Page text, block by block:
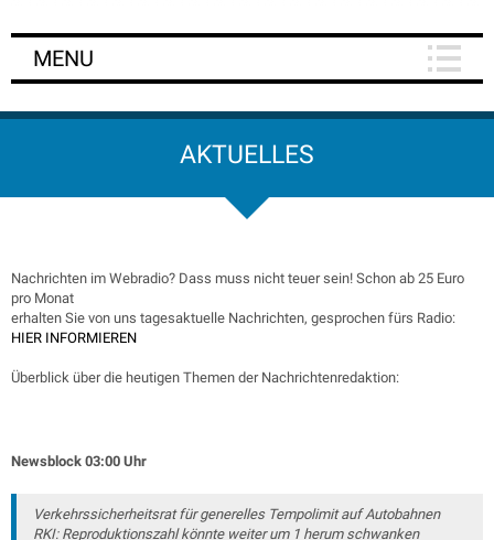
MENU
AKTUELLES
Nachrichten im Webradio? Dass muss nicht teuer sein! Schon ab 25 Euro
pro Monat
erhalten Sie von uns tagesaktuelle Nachrichten, gesprochen fürs Radio:
HIER INFORMIEREN
Überblick über die heutigen Themen der Nachrichtenredaktion:
Newsblock 03:00 Uhr
Verkehrssicherheitsrat für generelles Tempolimit auf Autobahnen
RKI: Reproduktionszahl könnte weiter um 1 herum schwanken